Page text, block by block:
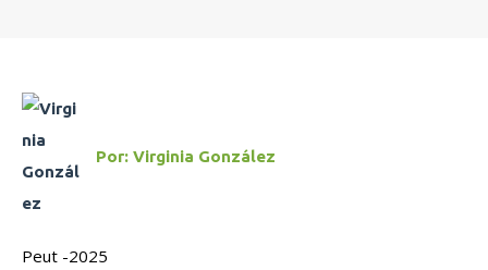
Por: Virginia González
Peut -2025